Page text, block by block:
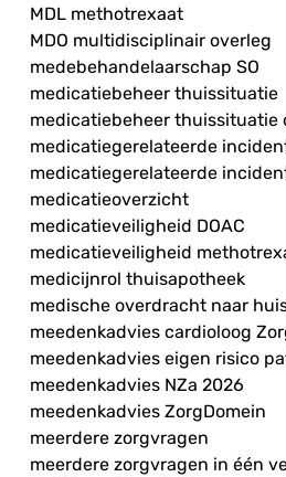
MDL methotrexaat
MDO multidisciplinair overleg
medebehandelaarschap SO
medicatiebeheer thuissituatie
medicatiebeheer thuissituatie
medicatiegerelateerde
medicatiegerelateerde
medicatieoverzicht
medicatieveiligheid DOAC
medicatieveiligheid
medicijnrol thuisapotheek
medische overdracht naar
meedenkadvies cardioloog
meedenkadvies eigen risico
meedenkadvies NZa 2026
meedenkadvies ZorgDomein
meerdere zorgvragen
meerdere zorgvragen in één